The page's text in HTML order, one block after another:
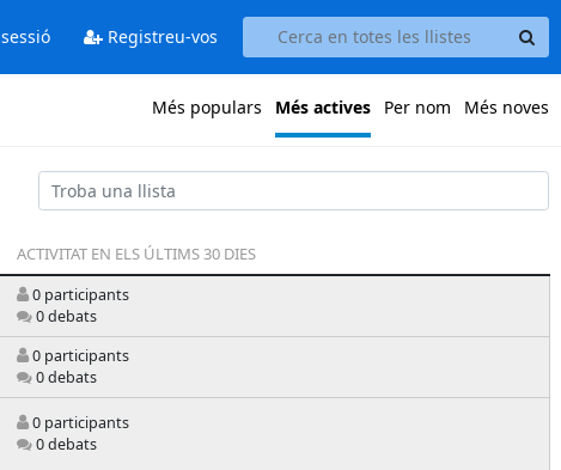
Registreu-vos
Més populars Més actives Per nom Més noves
ACTIVITAT EN ELS ÚLTIMS 30 DIES
0 participants
0 debats
0 participants
0 debats
0 participants
0 debats